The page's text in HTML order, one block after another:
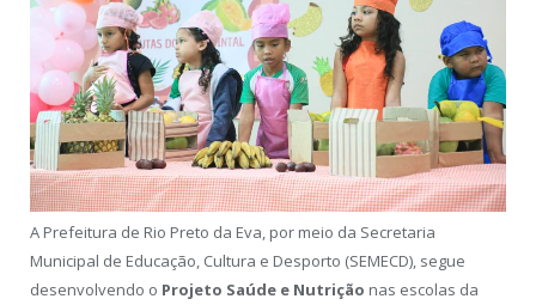
A Prefeitura de Rio Preto da Eva, por meio da Secretaria
Municipal de Educação, Cultura e Desporto (SEMECD), segue
desenvolvendo o Projeto Saúde e Nutrição nas escolas da